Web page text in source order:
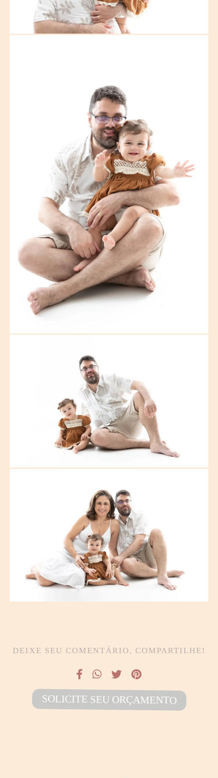
DEIXE SEU COMENTÁRIO, COMPARTILHE!
SOLICITE SEU ORÇAMENTO